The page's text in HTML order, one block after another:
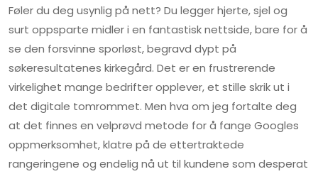
Føler du deg usynlig på nett? Du legger hjerte, sjel og
surt oppsparte midler i en fantastisk nettside, bare for å
se den forsvinne sporløst, begravd dypt på
søkeresultatenes kirkegård. Det er en frustrerende
virkelighet mange bedrifter opplever, et stille skrik ut i
det digitale tomrommet. Men hva om jeg fortalte deg
at det finnes en velprøvd metode for å fange Googles
oppmerksomhet, klatre på de ettertraktede
rangeringene og endelig nå ut til kundene som desperat